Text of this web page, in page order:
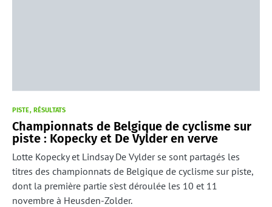
PISTE RÉSULTATS
Championnats de Belgique de cyclisme sur
piste : Kopecky et De Vylder en verve
Lotte Kopecky et Lindsay De Vylder se sont partagés les
titres des championnats de Belgique de cyclisme sur piste,
dont la première partie s'est déroulée les 10 et 11
novembre à Heusden-Zolder.